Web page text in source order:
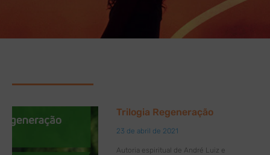
Trilogia Regeneração
23 de abril de 2021
Autoria espiritual de André Luiz e